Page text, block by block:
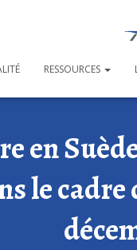
RESSOURCES
en
le